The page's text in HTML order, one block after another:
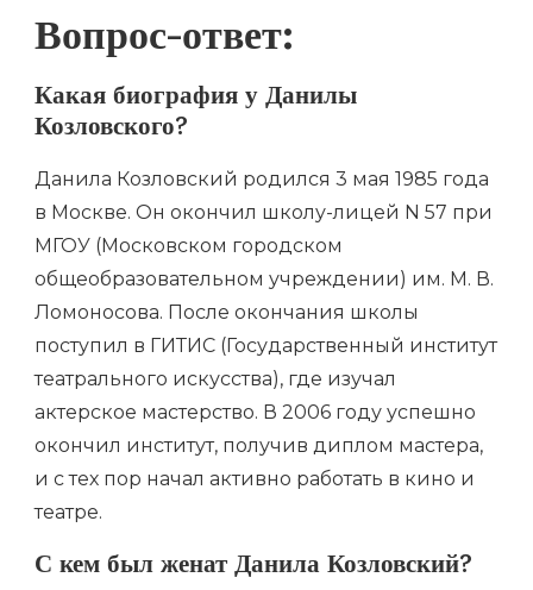
Вопрос-ответ:
Какая биография у Данилы
Козловского?
Данила Козловский родился 3 мая 1985 года
в Москве. Он окончил школу-лицей N 57 при
МГОУ (Московском городском
общеобразовательном учреждении) им. М. В.
Ломоносова. После окончания школы
поступил в ГИТИС (Государственный институт
театрального искусства), где изучал
актерское мастерство. В 2006 году успешно
окончил институт, получив диплом мастера,
и с тех пор начал активно работать в кино и
театре.
С кем был женат Данила Козловский?